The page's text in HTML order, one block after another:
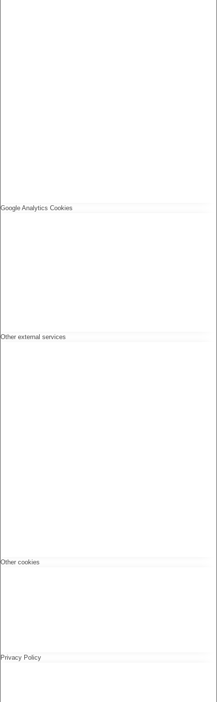
Google Analytics Cookies
Other external services
Other cookies
Privacy Policy